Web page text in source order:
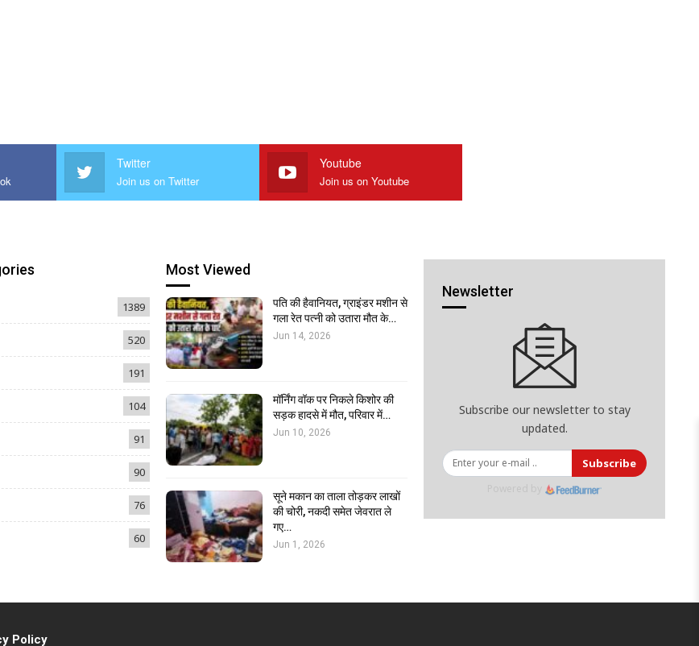
Twitter
Join us on Twitter
Youtube
Join us on Youtube
1389
520
191
104
91
90
76
60
Most Viewed
पति की हैवानियत, ग्राइंडर मशीन से
गला रेत पत्नी को उतारा मौत के…
Jun 14, 2026
मॉर्निंग वॉक पर निकले किशोर की
सड़क हादसे में मौत, परिवार में…
Jun 10, 2026
सूने मकान का ताला तोड़कर लाखों
की चोरी, नकदी समेत जेवरात ले
गए…
Jun 1, 2026
Newsletter
Subscribe our newsletter to stay
updated.
Subscribe
Policy